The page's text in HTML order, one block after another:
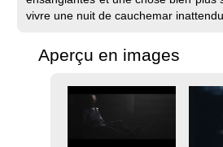
vivre une nuit de cauchemar
Aperçu en images